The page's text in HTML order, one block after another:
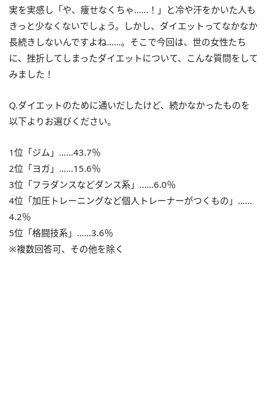
実を実感し「や、痩せなくちゃ……！」と冷や汗をかいた人も
きっと少なくないでしょう。しかし、ダイエットってなかなか
長続きしないんですよね……。そこで今回は、世の女性たち
に、挫折してしまったダイエットについて、こんな質問をして
みました！
Q.ダイエットのために通いだしたけど、続かなかったものを
以下よりお選びください。
1位「ジム」……43.7％
2位「ヨガ」……15.6％
3位「フラダンスなどダンス系」……6.0％
4位「加圧トレーニングなど個人トレーナーがつくもの」……
4.2％
5位「格闘技系」……3.6％
※複数回答可、その他を除く